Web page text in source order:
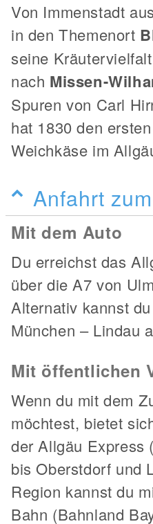
Von Immenstadt
in den Themenort
seine
nach Missen-
Spuren von Carl
hat 1830 den
Weichkäse im
Anfahrt
Mit dem Auto
Du erreichst das
über die A7 von
Alternativ kannst
München – Lindau
Mit öffentlichen
Wenn du mit dem
möchtest, bietet
der Allgäu Express
bis Oberstdorf und
Region kannst du
Bahn (Bahnland